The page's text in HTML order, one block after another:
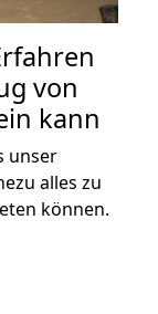
von
kann
unser
alles zu
können.